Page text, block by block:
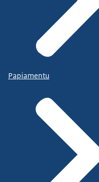
Papiamentu